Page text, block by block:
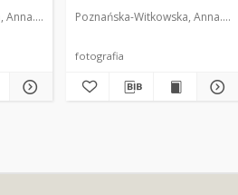
Fot.
Radomiu. 1]
Poznańska-Witkowska, Anna. Fot.
fotografia